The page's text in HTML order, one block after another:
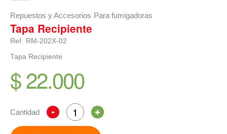
Repuestos y Accesorios Para fumigadoras
Tapa Recipiente
Ref. RM-202X-02
Tapa Recipiente
$ 22.000
Cantidad